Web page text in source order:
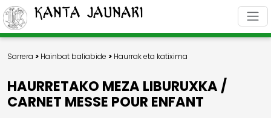
Kanta Jaunari
Sarrera > Hainbat baliabide > Haurrak eta katixima
HAURRETAKO MEZA LIBURUXKA /
CARNET MESSE POUR ENFANT